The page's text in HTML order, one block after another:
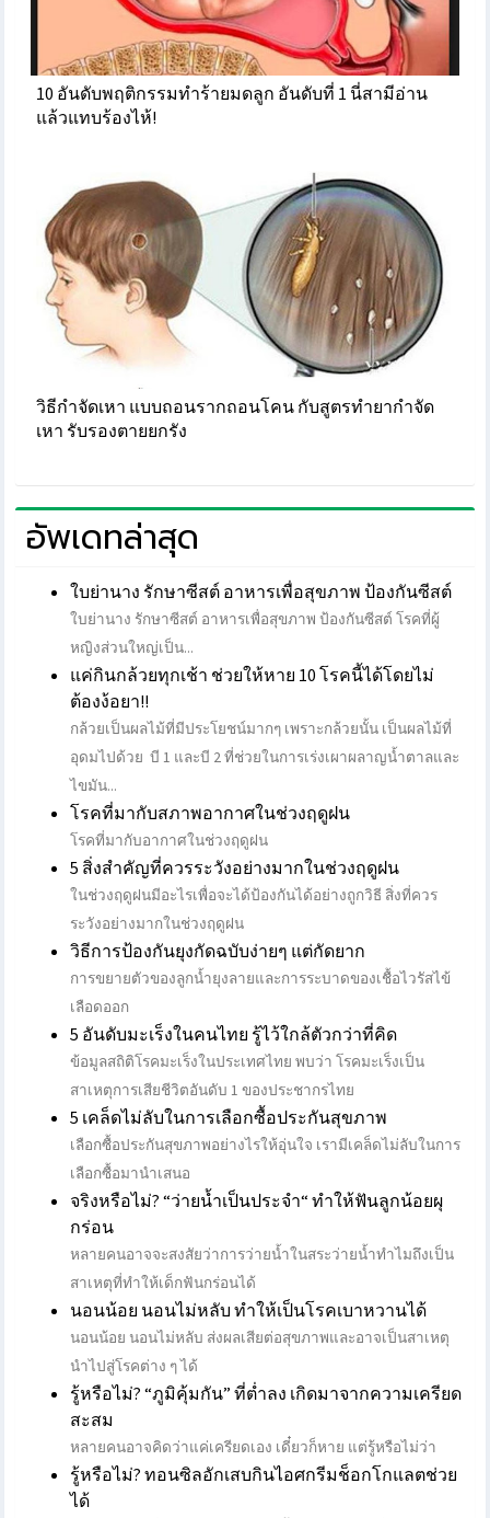
10 อันดับพฤติกรรมทำร้ายมดลูก อันดับที่ 1 นี่สามีอ่าน
แล้วแทบร้องไห้!
วิธีกำจัดเหา แบบถอนรากถอนโคน กับสูตรทำยากำจัด
เหา รับรองตายยกรัง
อัพเดทล่าสุด
ใบย่านาง รักษาซีสต์ อาหารเพื่อสุขภาพ ป้องกันซีสต์
ใบย่านาง รักษาซีสต์ อาหารเพื่อสุขภาพ ป้องกันซีสต์ โรคที่ผู้
หญิงส่วนใหญ่เป็น...
แค่กินกล้วยทุกเช้า ช่วยให้หาย 10 โรคนี้ได้โดยไม่
ต้องง้อยา!!
กล้วยเป็นผลไม้ที่มีประโยชน์มากๆ เพราะกล้วยนั้น เป็นผลไม้ที่
อุดมไปด้วย บี 1 และบี 2 ที่ช่วยในการเร่งเผาผลาญน้ำตาลและ
ไขมัน...
โรคที่มากับสภาพอากาศในช่วงฤดูฝน
โรคที่มากับอากาศในช่วงฤดูฝน
5 สิ่งสำคัญที่ควรระวังอย่างมากในช่วงฤดูฝน
ในช่วงฤดูฝนมีอะไรเพื่อจะได้ป้องกันได้อย่างถูกวิธี สิ่งที่ควร
ระวังอย่างมากในช่วงฤดูฝน
วิธีการป้องกันยุงกัดฉบับง่ายๆ แต่กัดยาก
การขยายตัวของลูกน้ำยุงลายและการระบาดของเชื้อไวรัสไข้
เลือดออก
5 อันดับมะเร็งในคนไทย รู้ไว้ใกล้ตัวกว่าที่คิด
ข้อมูลสถิติโรคมะเร็งในประเทศไทย พบว่า โรคมะเร็งเป็น
สาเหตุการเสียชีวิตอันดับ 1 ของประชากรไทย
5 เคล็ดไม่ลับในการเลือกซื้อประกันสุขภาพ
เลือกซื้อประกันสุขภาพอย่างไรให้อุ่นใจ​ เรามีเคล็ดไม่ลับในการ
เลือกซื้อมานำเสนอ
จริงหรือไม่? “ว่ายน้ำเป็นประจำ“ ทำให้ฟันลูกน้อยผุ
กร่อน
หลายคนอาจจะสงสัยว่าการว่ายน้ำในสระว่ายน้ำทำไมถึงเป็น
สาเหตุที่ทำให้เด็กฟันกร่อนได้
นอนน้อย นอนไม่หลับ ทำให้เป็นโรคเบาหวานได้
นอนน้อย นอนไม่หลับ ส่งผลเสียต่อสุขภาพและอาจเป็นสาเหตุ
นำไปสู่โรคต่าง ๆ ได้
รู้หรือไม่? “ภูมิคุ้มกัน” ที่ต่ำลง เกิดมาจากความเครียด
สะสม
หลายคนอาจคิดว่าแค่เครียดเอง เดี๋ยวก็หาย แต่รู้หรือไม่ว่า
รู้หรือไม่? ทอนซิลอักเสบกินไอศกรีมช็อกโกแลตช่วย
ได้